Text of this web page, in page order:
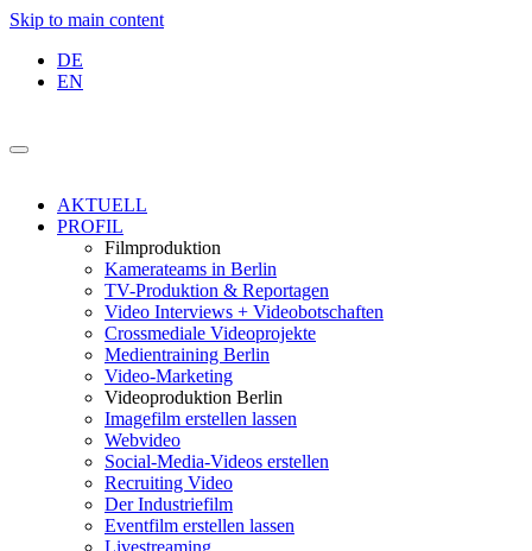
Skip to main content
DE
EN
AKTUELL
PROFIL
Filmproduktion
Kamerateams in Berlin
TV-Produktion & Reportagen
Video Interviews + Videobotschaften
Crossmediale Videoprojekte
Medientraining Berlin
Video-Marketing
Videoproduktion Berlin
Imagefilm erstellen lassen
Webvideo
Social-Media-Videos erstellen
Recruiting Video
Der Industriefilm
Eventfilm erstellen lassen
Livestreaming